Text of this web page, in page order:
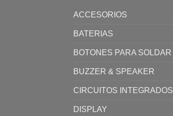
ACCESORIOS
BATERIAS
BOTONES PARA SOLDAR
BUZZER & SPEAKER
CIRCUITOS INTEGRADOS
DISPLAY